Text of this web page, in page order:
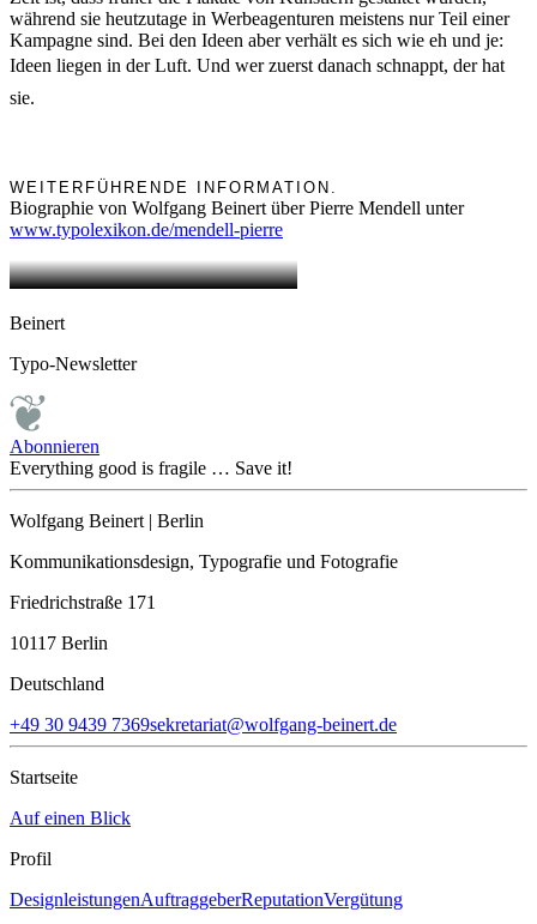
während sie heutzutage in Werbeagenturen meistens nur Teil einer
Kampagne sind. Bei den Ideen aber verhält es sich wie eh und je:
Ideen liegen in der Luft. Und wer zuerst danach schnappt, der hat
sie.
WEITERFÜHRENDE INFORMATION.
Biographie von Wolfgang Beinert über Pierre Mendell unter
www.typolexikon.de/mendell-pierre
Beinert
Typo-Newsletter
Abonnieren
Everything good is fragile … Save it!
Wolfgang Beinert | Berlin
Kommunikationsdesign, Typografie und Fotografie
Friedrichstraße 171
10117 Berlin
Deutschland
+49‭ 30 9439 7369‬sekretariat@wolfgang-beinert.de
Startseite
Auf einen Blick
Profil
DesignleistungenAuftraggeberReputationVergütung